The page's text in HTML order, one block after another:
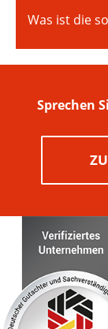
Was ist die
Sprechen